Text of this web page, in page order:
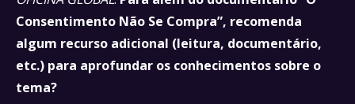
Consentimento Não Se Compra”, recomenda
algum recurso adicional (leitura, documentário,
etc.) para aprofundar os conhecimentos sobre o
tema?